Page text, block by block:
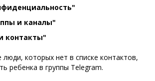
и каналы"
контакты"
люди, которых нет в списке контактов,
ребенка в группы Telegram.